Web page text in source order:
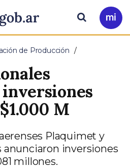
Ir
a
Buscar
de Producción
M
Plaquimet y
anunciaron inversiones
millones.